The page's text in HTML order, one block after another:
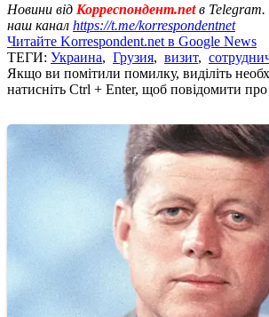
Новини від Корреспондент.netв Telegram.
наш канал https://t.me/korrespondentnet
Читайте Korrespondent.net в Google News
ТЕГИ: Украина, Грузия, визит,
Якщо ви помітили помилку, виділіть
натисніть Ctrl + Enter, щоб повідомити